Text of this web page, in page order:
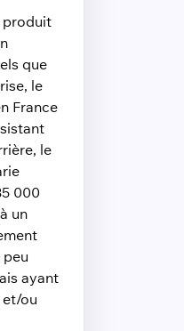
produit
que
le
France
le
000
un
ayant
ou